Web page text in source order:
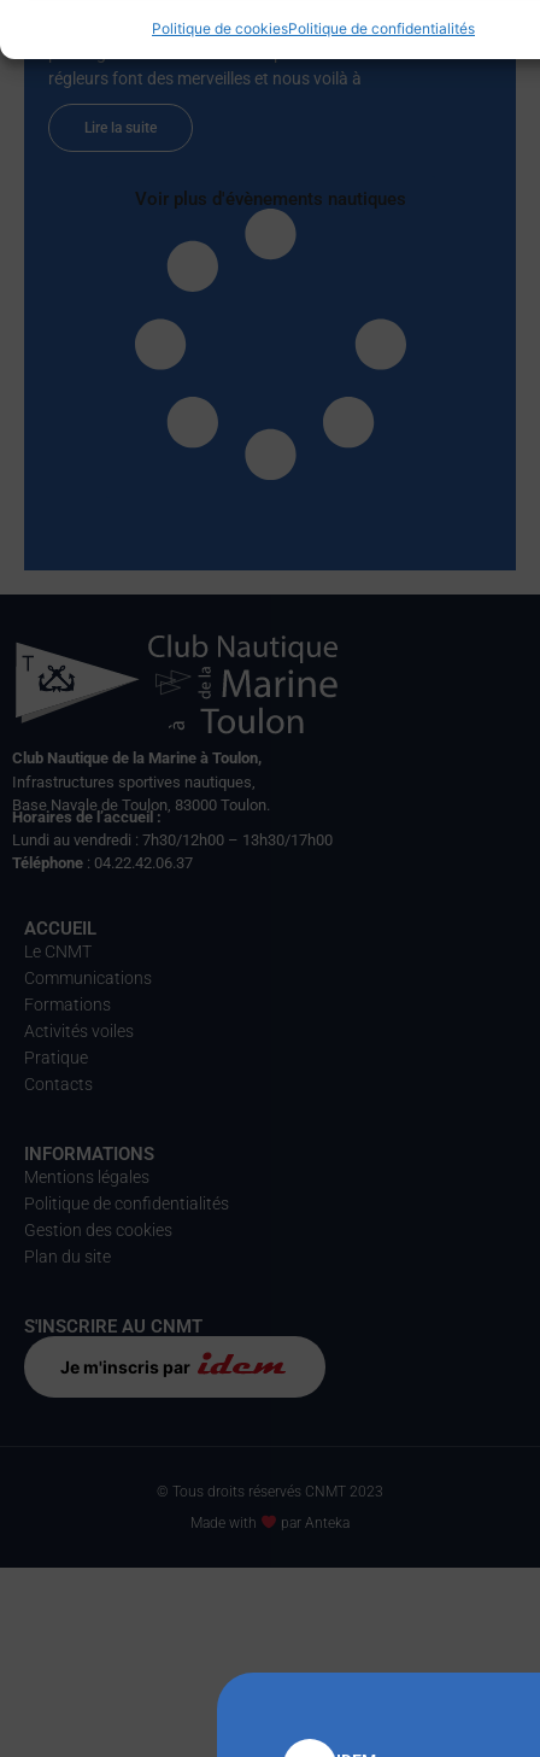
Politique de cookiesPolitique de confidentialités
le choix il faut prendre des risques. La flotte part à droite on
régleurs font des merveilles et nous voilà à
Lire la suite
Voir plus d'évènements nautiques
Club Nautique de la Marine à Toulon,
Infrastructures sportives nautiques,
Base Navale de Toulon, 83000 Toulon.
Horaires de l’accueil :
Lundi au vendredi : 7h30/12h00 – 13h30/17h00
Téléphone : 04.22.42.06.37
ACCUEIL
Le CNMT
Communications
Formations
Activités voiles
Pratique
Contacts
INFORMATIONS
Mentions légales
Politique de confidentialités
Gestion des cookies
Plan du site
S'INSCRIRE AU CNMT
Je m'inscris par
© Tous droits réservés CNMT 2023
Made with
par Anteka